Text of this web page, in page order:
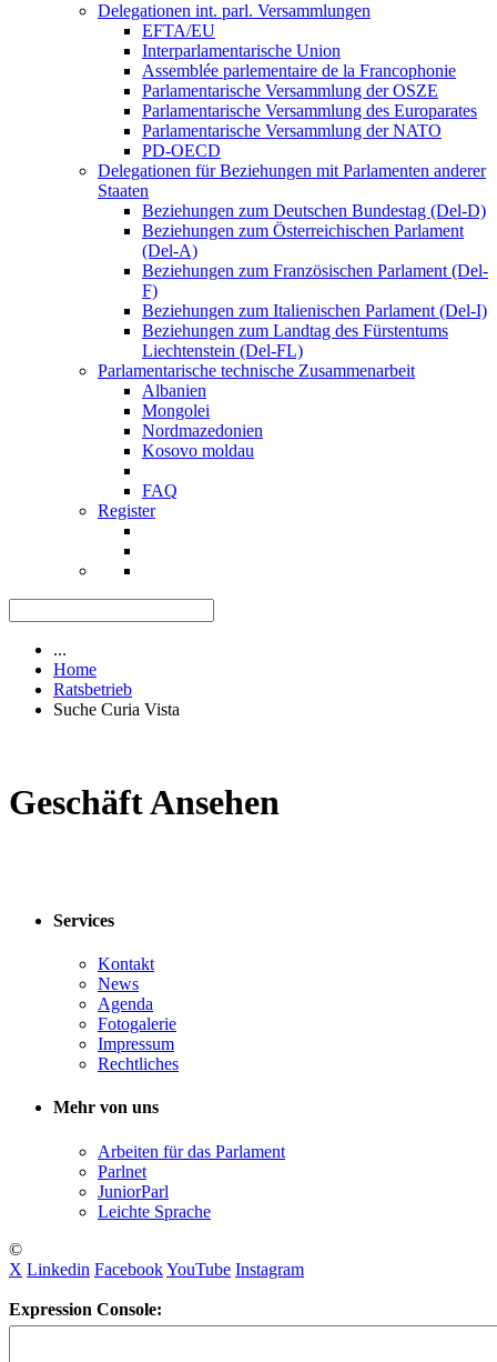
Delegationen int. parl. Versammlungen
EFTA/EU
Interparlamentarische Union
Assemblée parlementaire de la Francophonie
Parlamentarische Versammlung der OSZE
Parlamentarische Versammlung des Europarates
Parlamentarische Versammlung der NATO
PD-OECD
Delegationen für Beziehungen mit Parlamenten anderer
Staaten
Beziehungen zum Deutschen Bundestag (Del-D)
Beziehungen zum Österreichischen Parlament
(Del-A)
Beziehungen zum Französischen Parlament (Del-
F)
Beziehungen zum Italienischen Parlament (Del-I)
Beziehungen zum Landtag des Fürstentums
Liechtenstein (Del-FL)
Parlamentarische technische Zusammenarbeit
Albanien
Mongolei
Nordmazedonien
Kosovo moldau
FAQ
Register
...
Home
Ratsbetrieb
Suche Curia Vista
Geschäft Ansehen
Services
Kontakt
News
Agenda
Fotogalerie
Impressum
Rechtliches
Mehr von uns
Arbeiten für das Parlament
Parlnet
JuniorParl
Leichte Sprache
©
X Linkedin FacebookYouTube Instagram
Expression Console: